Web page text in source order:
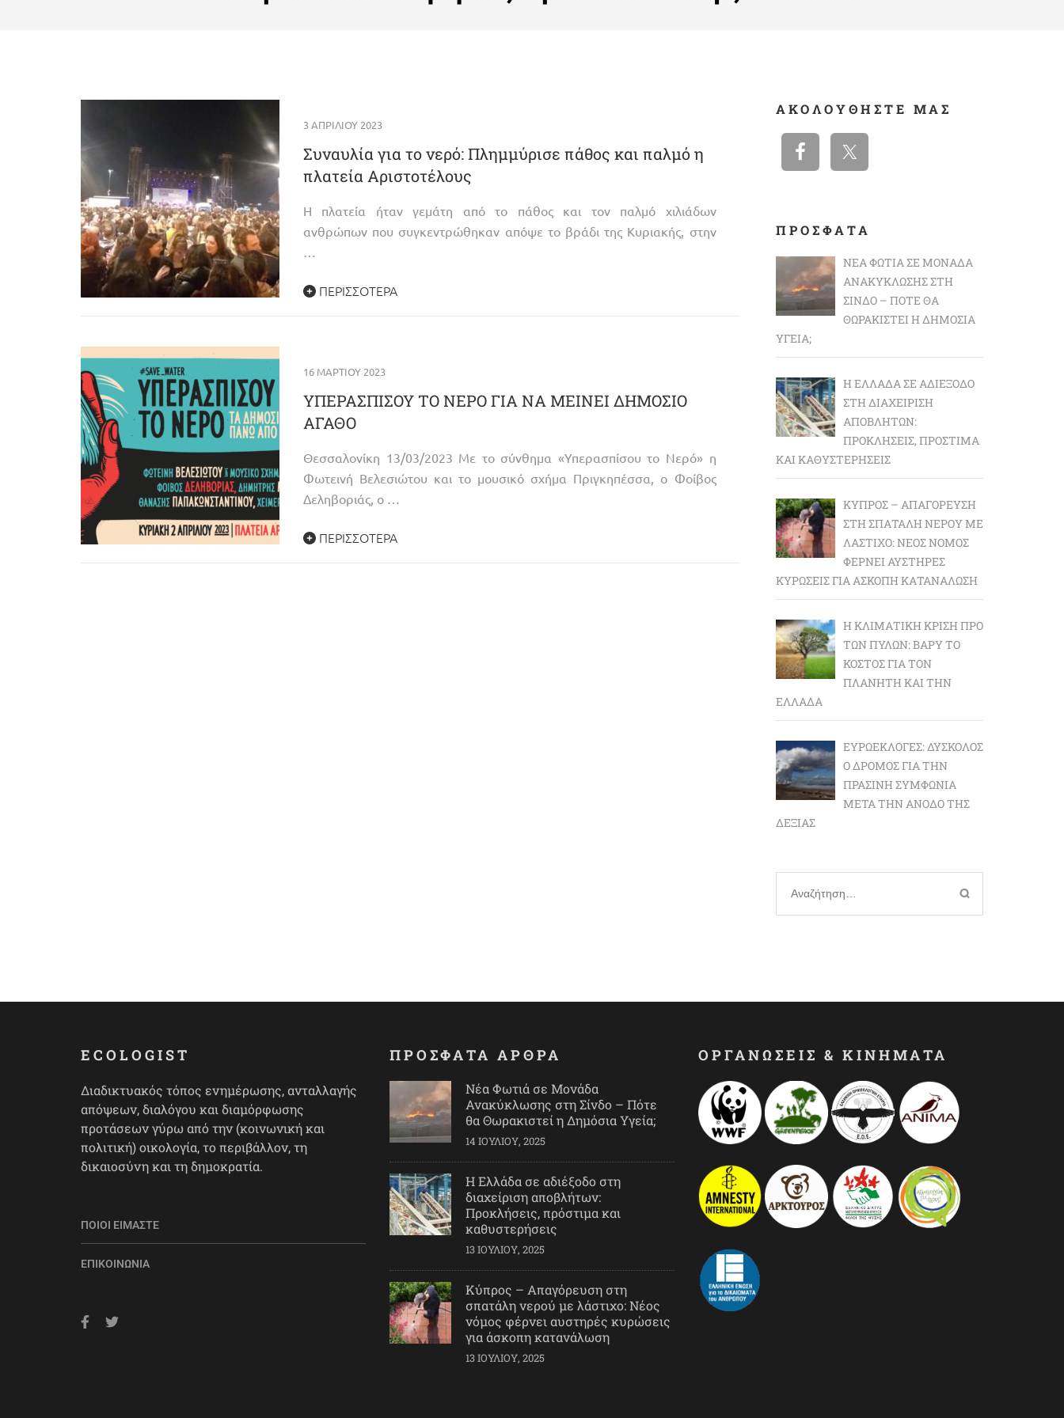
3 ΑΠΡΙΛΊΟΥ 2023
Συναυλία για το νερό: Πλημμύρισε πάθος και παλμό η
πλατεία Αριστοτέλους
Η πλατεία ήταν γεμάτη από το πάθος και τον παλμό χιλιάδων
ανθρώπων που συγκεντρώθηκαν απόψε το βράδι της Κυριακής, στην
…
ΠΕΡΙΣΣΌΤΕΡΑ
16 ΜΑΡΤΊΟΥ 2023
ΥΠΕΡΑΣΠΙΣΟΥ ΤΟ ΝΕΡΟ ΓΙΑ ΝΑ ΜΕΙΝΕΙ ΔΗΜΟΣΙΟ
ΑΓΑΘΟ
Θεσσαλονίκη 13/03/2023 Με το σύνθημα «Υπερασπίσου το Νερό» η
Φωτεινή Βελεσιώτου και το μουσικό σχήμα Πριγκηπέσσα, ο Φοίβος
Δεληβοριάς, ο …
ΠΕΡΙΣΣΌΤΕΡΑ
ΑΚΟΛΟΥΘΉΣΤΕ ΜΑΣ
ΠΡΟΣΦΑΤΑ
ΝΈΑ ΦΩΤΙΆ ΣΕ ΜΟΝΆΔΑ
ΑΝΑΚΎΚΛΩΣΗΣ ΣΤΗ
ΣΊΝΔΟ – ΠΌΤΕ ΘΑ
ΘΩΡΑΚΙΣΤΕΊ Η ΔΗΜΌΣΙΑ
ΥΓΕΊΑ;
Η ΕΛΛΆΔΑ ΣΕ ΑΔΙΈΞΟΔΟ
ΣΤΗ ΔΙΑΧΕΊΡΙΣΗ
ΑΠΟΒΛΉΤΩΝ:
ΠΡΟΚΛΉΣΕΙΣ, ΠΡΌΣΤΙΜΑ
ΚΑΙ ΚΑΘΥΣΤΕΡΉΣΕΙΣ
ΚΎΠΡΟΣ – ΑΠΑΓΌΡΕΥΣΗ
ΣΤΗ ΣΠΑΤΆΛΗ ΝΕΡΟΎ ΜΕ
ΛΆΣΤΙΧΟ: ΝΈΟΣ ΝΌΜΟΣ
ΦΈΡΝΕΙ ΑΥΣΤΗΡΈΣ
ΚΥΡΏΣΕΙΣ ΓΙΑ ΆΣΚΟΠΗ ΚΑΤΑΝΆΛΩΣΗ
Η ΚΛΙΜΑΤΙΚΉ ΚΡΊΣΗ ΠΡΟ
ΤΩΝ ΠΥΛΏΝ: BΑΡΎ ΤΟ
ΚΌΣΤΟΣ ΓΙΑ ΤΟΝ
ΠΛΑΝΉΤΗ ΚΑΙ ΤΗΝ
ΕΛΛΆΔΑ
ΕΥΡΩΕΚΛΟΓΈΣ: ΔΎΣΚΟΛΟΣ
Ο ΔΡΌΜΟΣ ΓΙΑ ΤΗΝ
ΠΡΆΣΙΝΗ ΣΥΜΦΩΝΊΑ
ΜΕΤΆ ΤΗΝ ΆΝΟΔΟ ΤΗΣ
ΔΕΞΙΆΣ
Αναζήτηση
για:
ECOLOGIST
Διαδικτυακός τόπος ενημέρωσης, ανταλλαγής
απόψεων, διαλόγου και διαμόρφωσης
προτάσεων γύρω από την (κοινωνική και
πολιτική) οικολογία, το περιβάλλον, τη
δικαιοσύνη και τη δημοκρατία.
ΠΟΙΟΙ ΕΊΜΑΣΤΕ
ΕΠΙΚΟΙΝΩΝΊΑ
ΠΡΟΣΦΑΤΑ ΑΡΘΡΑ
Νέα Φωτιά σε Μονάδα
Ανακύκλωσης στη Σίνδο – Πότε
θα Θωρακιστεί η Δημόσια Υγεία;
14 ΙΟΥΛΊΟΥ, 2025
Η Ελλάδα σε αδιέξοδο στη
διαχείριση αποβλήτων:
Προκλήσεις, πρόστιμα και
καθυστερήσεις
13 ΙΟΥΛΊΟΥ, 2025
Κύπρος – Απαγόρευση στη
σπατάλη νερού με λάστιχο: Νέος
νόμος φέρνει αυστηρές κυρώσεις
για άσκοπη κατανάλωση
13 ΙΟΥΛΊΟΥ, 2025
ΟΡΓΑΝΩΣΕΙΣ & ΚΙΝΗΜΑΤΑ